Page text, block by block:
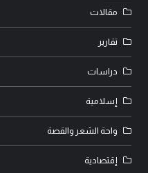
مقالات
تقارير
دراسات
إسلامية
واحة الشعر والقصة
إقتصادية